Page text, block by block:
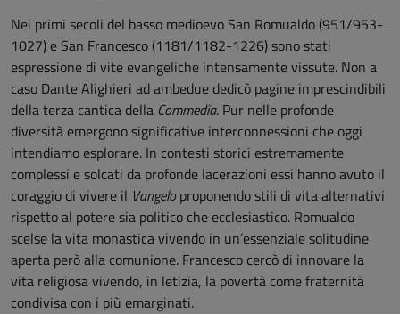
Nei primi secoli del basso medioevo San Romualdo (951/953-
1027) e San Francesco (1181/1182-1226) sono stati
espressione di vite evangeliche intensamente vissute. Non a
caso Dante Alighieri ad ambedue dedicò pagine imprescindibili
della terza cantica della Commedia. Pur nelle profonde
diversità emergono significative interconnessioni che oggi
intendiamo esplorare. In contesti storici estremamente
complessi e solcati da profonde lacerazioni essi hanno avuto il
coraggio di vivere il Vangeloproponendo stili di vita alternativi
rispetto al potere sia politico che ecclesiastico. Romualdo
scelse la vita monastica vivendo in un’essenziale solitudine
aperta però alla comunione. Francesco cercò di innovare la
vita religiosa vivendo, in letizia, la povertà come fraternità
condivisa con i più emarginati.